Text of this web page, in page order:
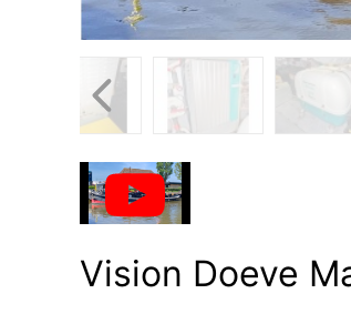
Vision Doeve